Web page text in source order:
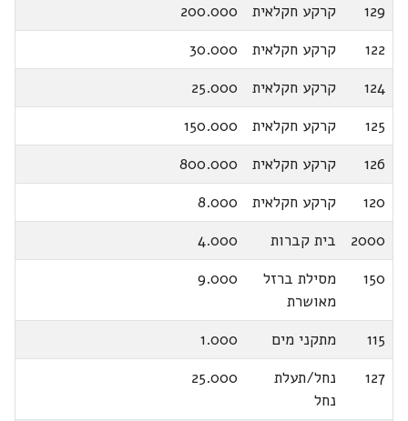
129
קרקע חקלאית
200.000
122
קרקע חקלאית
30.000
124
קרקע חקלאית
25.000
125
קרקע חקלאית
150.000
126
קרקע חקלאית
800.000
120
קרקע חקלאית
8.000
2000
בית קברות
4.000
150
מסילת ברזל
מאושרת
9.000
115 מתקני מים
1.000
127
נחל/תעלת
נחל
25.000